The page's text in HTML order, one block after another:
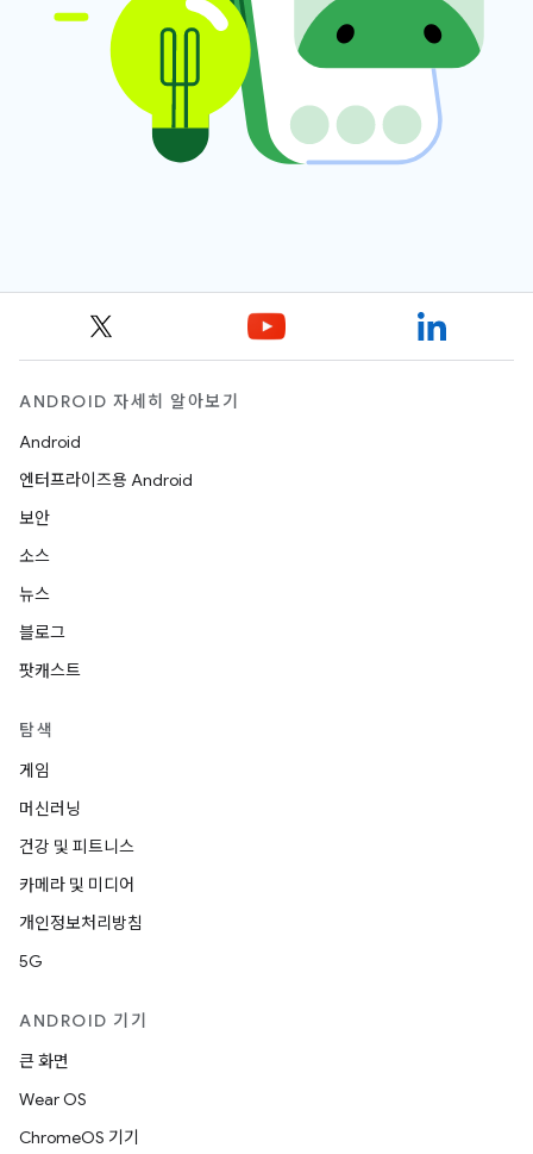
ANDROID 자세히 알아보기
Android
엔터프라이즈용 Android
보안
소스
뉴스
블로그
팟캐스트
탐색
게임
머신러닝
건강 및 피트니스
카메라 및 미디어
개인정보처리방침
5G
ANDROID 기기
큰 화면
Wear OS
ChromeOS 기기